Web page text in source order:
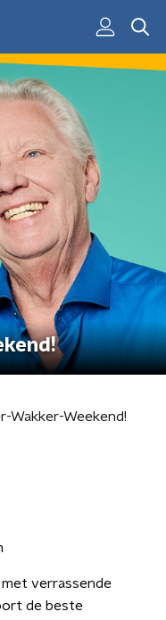
Wakker-Weekend!
verrassende
de beste